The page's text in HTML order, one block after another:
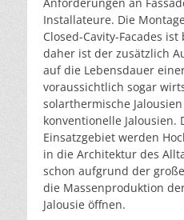
Installateure. Die
Closed-Cavity-Facades
daher ist der zusätzlich
auf die Lebensdauer
voraussichtlich sogar
solarthermische
konventionelle Jalousien.
Einsatzgebiet werden
in die Architektur des
schon aufgrund der
die Massenproduktion
Jalousie öffnen.